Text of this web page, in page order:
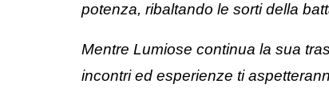
potenza, ribaltando le sorti della
Mentre Lumiose continua la sua
incontri ed esperienze ti